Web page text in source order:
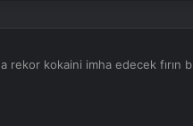
rekor kokaini imha edecek fırın